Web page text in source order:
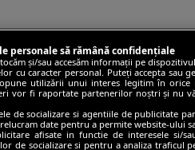
personale să rămână confidențiale
și/sau accesăm informații pe
cu caracter personal. Puteți accepta sau
utilizării unui interes legitim în
vor fi raportate partenerilor noștri și nu
de socializare si agentiile de publicitate
date pentru a permite website-ului
afisate in functie de interesele si/
de socializare si pentru a analiza traficul